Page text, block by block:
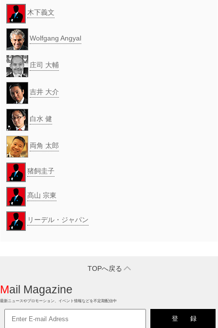
木下義文
Wolfgang Angyal
庄司 大輔
吉井 大介
白水 健
両角 太郎
猪飼圭子
髙山 宗東
リーデル・ジャパン
TOPへ戻る
Mail Magazine
最新ニュースやプロモーション、イベント情報などを不定期配信中